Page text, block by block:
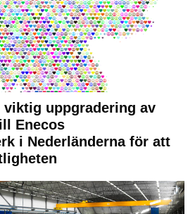
viktig uppgradering av
Enecos
i Nederländerna för att